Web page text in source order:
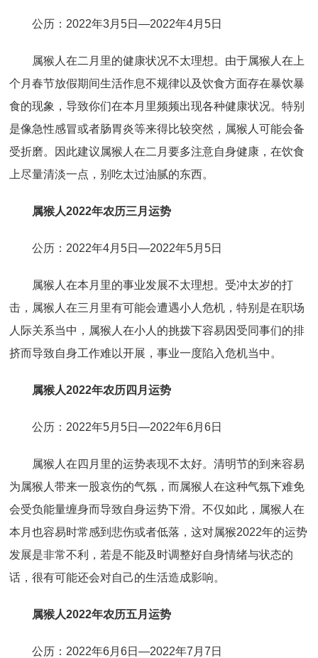
公历：2022年3月5日—2022年4月5日
属猴人在二月里的健康状况不太理想。由于属猴人在上
个月春节放假期间生活作息不规律以及饮食方面存在暴饮暴
食的现象，导致你们在本月里频频出现各种健康状况。特别
是像急性感冒或者肠胃炎等来得比较突然，属猴人可能会备
受折磨。因此建议属猴人在二月要多注意自身健康，在饮食
上尽量清淡一点，别吃太过油腻的东西。
属猴人2022年农历三月运势
公历：2022年4月5日—2022年5月5日
属猴人在本月里的事业发展不太理想。受冲太岁的打
击，属猴人在三月里有可能会遭遇小人危机，特别是在职场
人际关系当中，属猴人在小人的挑拨下容易因受同事们的排
挤而导致自身工作难以开展，事业一度陷入危机当中。
属猴人2022年农历四月运势
公历：2022年5月5日—2022年6月6日
属猴人在四月里的运势表现不太好。清明节的到来容易
为属猴人带来一股哀伤的气氛，而属猴人在这种气氛下难免
会受负能量缠身而导致自身运势下滑。不仅如此，属猴人在
本月也容易时常感到悲伤或者低落，这对属猴2022年的运势
发展是非常不利，若是不能及时调整好自身情绪与状态的
话，很有可能还会对自己的生活造成影响。
属猴人2022年农历五月运势
公历：2022年6月6日—2022年7月7日